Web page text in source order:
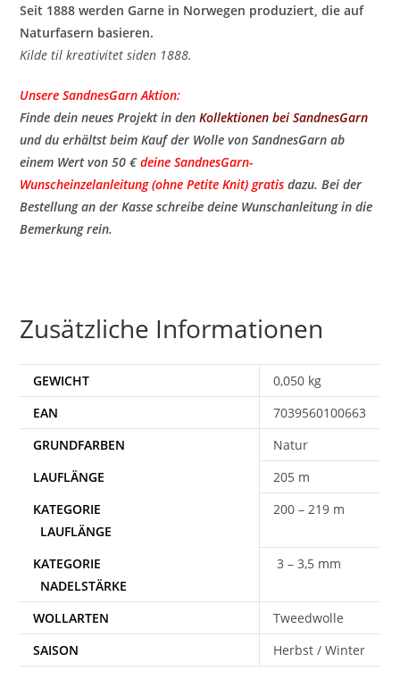
Seit 1888 werden Garne in Norwegen produziert, die auf
Naturfasern basieren.
Kilde til kreativitet siden 1888.
Unsere SandnesGarn Aktion:
Finde dein neues Projekt in denKollektionen bei SandnesGarn
und du erhältst beim Kauf der Wolle von SandnesGarn ab
einem Wert von 50 €deine SandnesGarn-
Wunscheinzelanleitung (ohne Petite Knit) gratis ​ dazu. Bei der
Bestellung an der Kasse schreibe deine Wunschanleitung in die
Bemerkung rein.
Zusätzliche Informationen
GEWICHT
0,050 kg
EAN
7039560100663
Natur
205 m
200 – 219 m
3 – 3,5 mm
WOLLARTEN
Tweedwolle
SAISON
Herbst / Winter